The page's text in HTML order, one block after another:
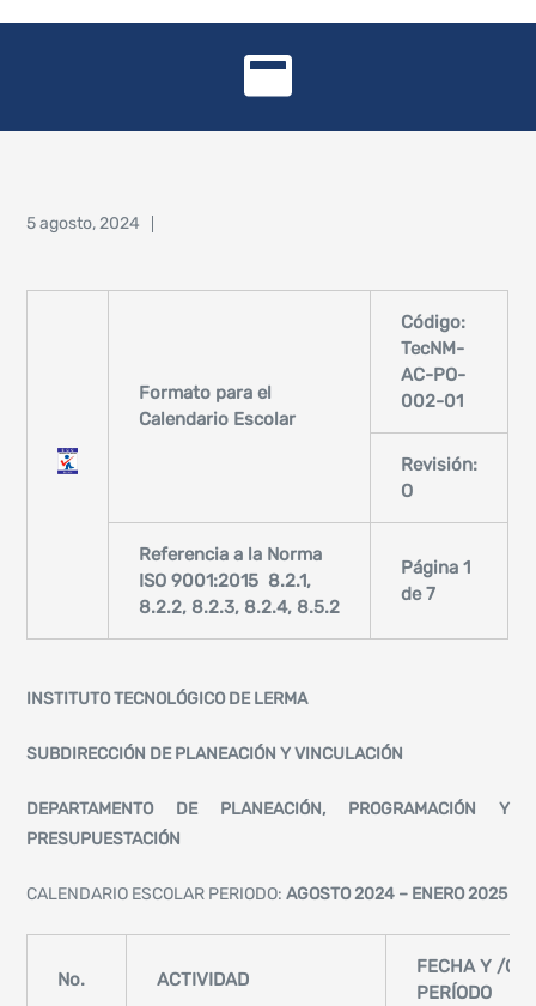
5 agosto, 2024
Formato para el
Calendario Escolar
Código:
TecNM-
AC-PO-
002-01
Revisión:
O
Referencia a la Norma
ISO 9001:2015 8.2.1,
8.2.2, 8.2.3, 8.2.4, 8.5.2
Página1
de 7
INSTITUTO TECNOLÓGICO DE LERMA
SUBDIRECCIÓN DE PLANEACIÓN Y VINCULACIÓN
DEPARTAMENTO DE PLANEACIÓN, PROGRAMACIÓN Y
PRESUPUESTACIÓN
CALENDARIO ESCOLAR PERIODO: AGOSTO 2024 – ENERO 2025
No. ACTIVIDAD
FECHA Y /O
PERÍODO